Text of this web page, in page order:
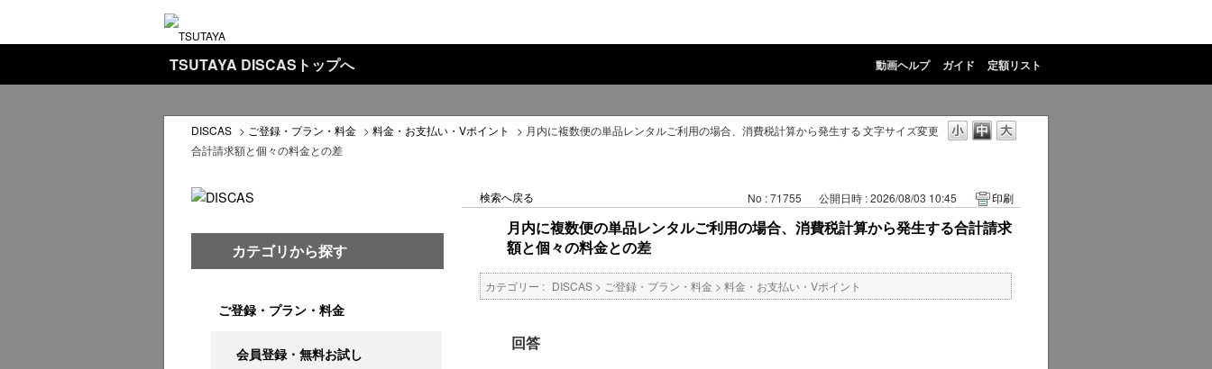
TSUTAYA DISCASトップへ 動画ヘルプ ガイド 定額リスト
文字サイズ変更
DISCAS > ご登録・プラン・料金 > 料金・お支払い・Vポイント > 月内に複数便の単品レンタルご利用の場合、消費税計算から発生する
合計請求額と個々の料金との差
カテゴリから探す
ご登録・プラン・料金
会員登録・無料お試し
検索へ戻る No : 71755 公開日時 : 2026/08/03 10:45 印刷
月内に複数便の単品レンタルご利用の場合、消費税計算から発生する合計請求
額と個々の料金との差
カテゴリー : DISCAS > ご登録・プラン・料金 > 料金・お支払い・Vポイント
回答